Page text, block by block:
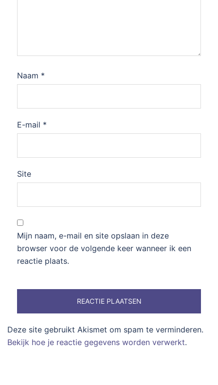
Naam *
E-mail *
Site
Mijn naam, e-mail en site opslaan in deze
browser voor de volgende keer wanneer ik een
reactie plaats.
Deze site gebruikt Akismet om spam te verminderen.
Bekijk hoe je reactie gegevens worden verwerkt.